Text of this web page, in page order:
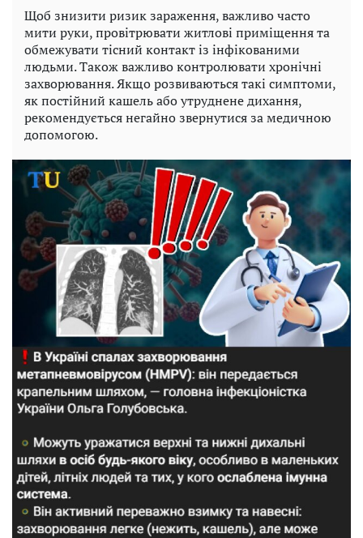
Щоб знизити ризик зараження, важливо часто
мити руки, провітрювати житлові приміщення та
обмежувати тісний контакт із інфікованими
людьми. Також важливо контролювати хронічні
захворювання. Якщо розвиваються такі симптоми,
як постійний кашель або утруднене дихання,
рекомендується негайно звернутися за медичною
допомогою.